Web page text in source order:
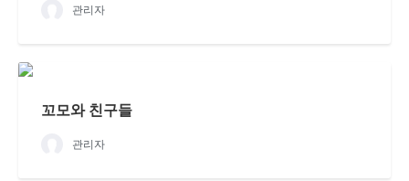
관리자
꼬모와 친구들
관리자